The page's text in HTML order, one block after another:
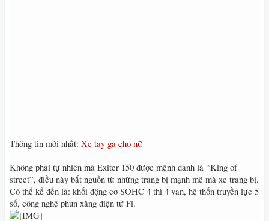
Thông tin mới nhất: Xe tay ga cho nữ
Không phải tự nhiên mà Exiter 150 được mệnh danh là “King of
street”, điều này bắt nguồn từ những trang bị mạnh mẽ mà xe trang bị.
Có thể kể đến là: khối động cơ SOHC 4 thì 4 van, hệ thốn truyền lực 5
số, công nghệ phun xăng điện tử Fi.